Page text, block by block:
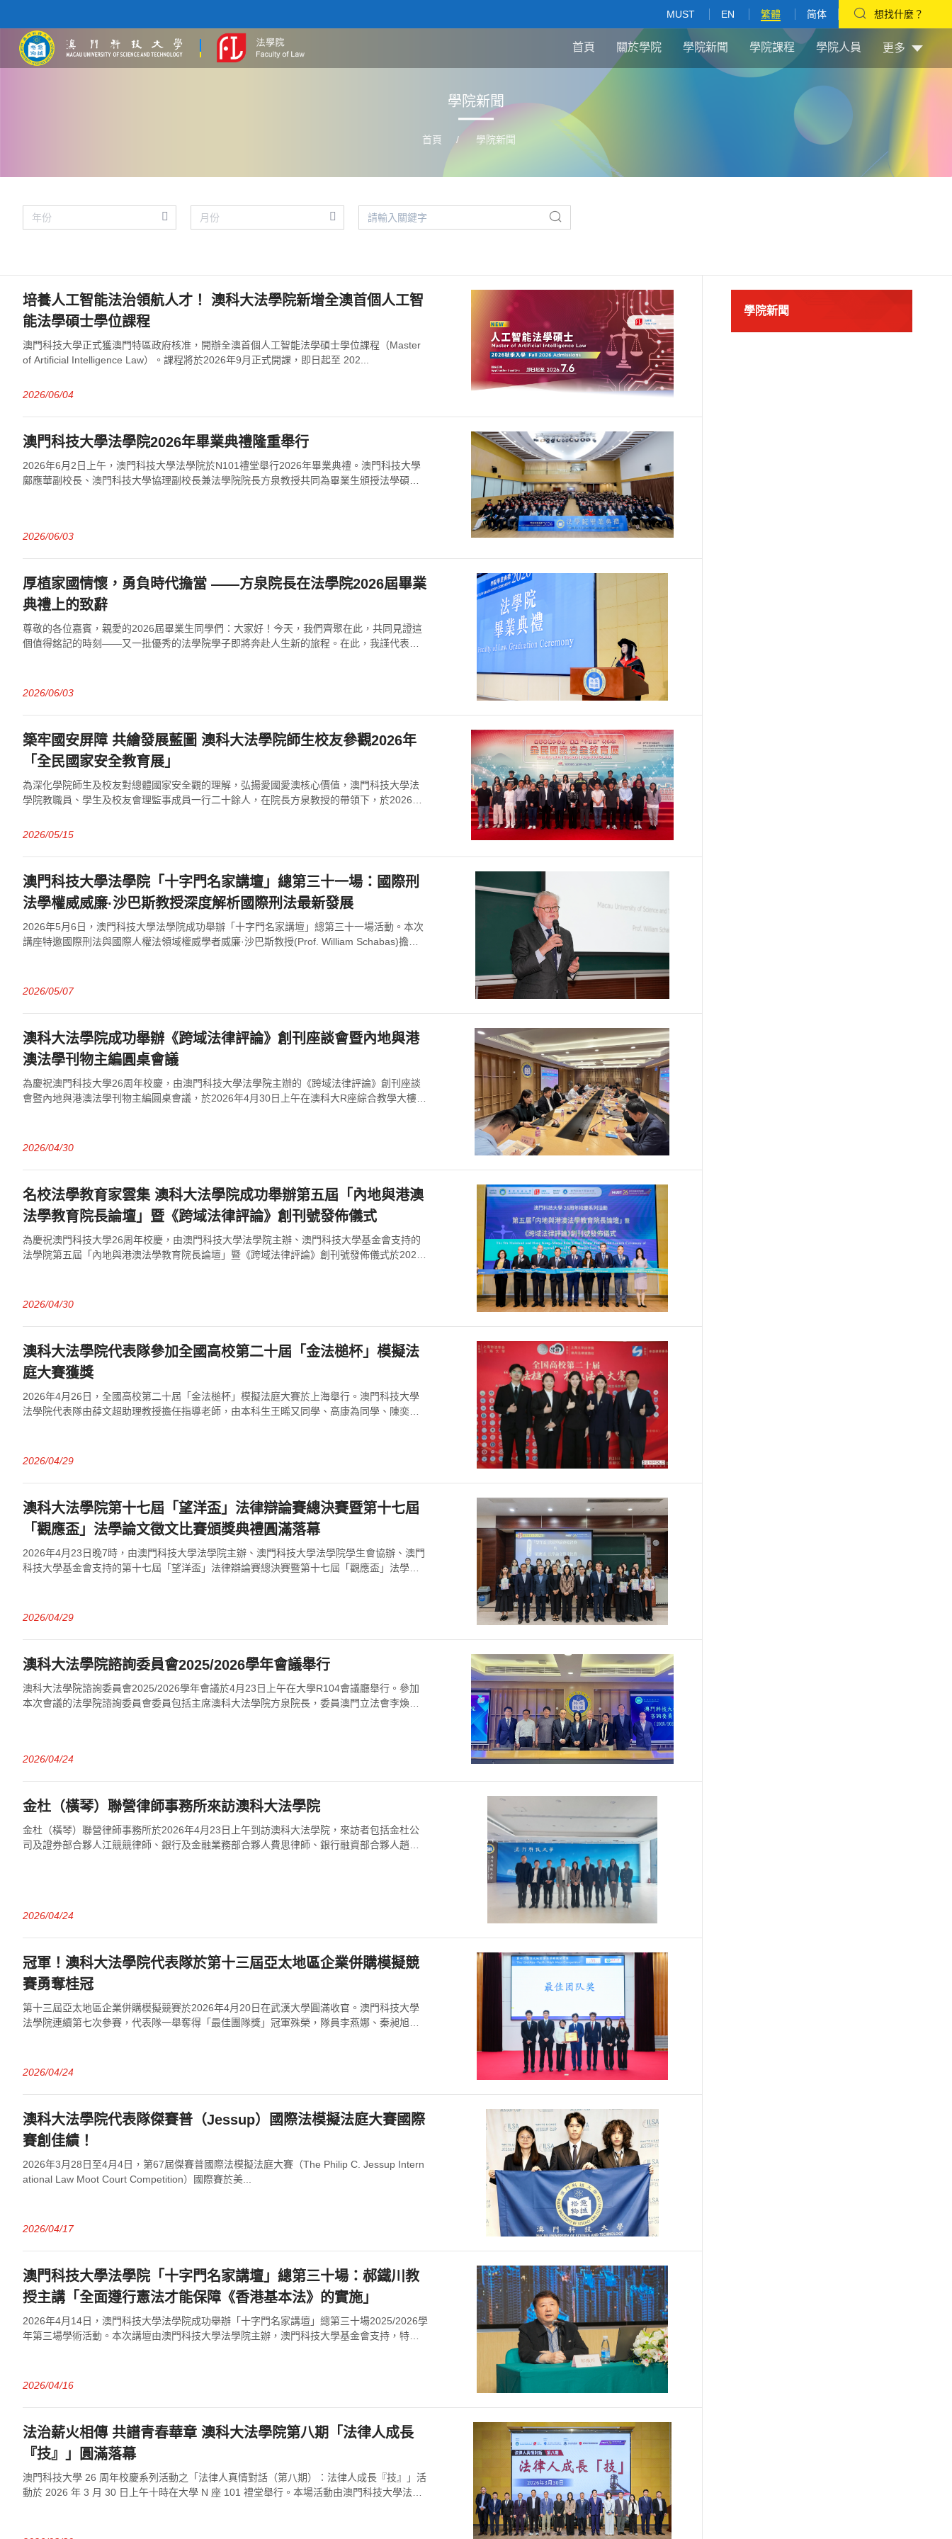
MUST EN 繁體 简体 想找什麼？
首頁 關於學院 學院新聞 學院課程 學院人員 更多
學院新聞
首頁 / 學院新聞
培養人工智能法治領航人才！ 澳科大法學院新增全澳首個人工智
能法學碩士學位課程
澳門科技大學正式獲澳門特區政府核准，開辦全澳首個人工智能法學碩士學位課程（Master
of Artificial Intelligence Law）。課程將於2026年9月正式開課，即日起至 202...
2026/06/04
澳門科技大學法學院2026年畢業典禮隆重舉行
2026年6月2日上午，澳門科技大學法學院於N101禮堂舉行2026年畢業典禮。澳門科技大學
鄺應華副校長、澳門科技大學協理副校長兼法學院院長方泉教授共同為畢業生頒授法學碩
2026/06/03
厚植家國情懷，勇負時代擔當 ——方泉院長在法學院2026屆畢業
典禮上的致辭
尊敬的各位嘉賓，親愛的2026屆畢業生同學們：大家好！今天，我們齊聚在此，共同見證這
個值得銘記的時刻——又一批優秀的法學院學子即將奔赴人生新的旅程。在此，我謹代表法
2026/06/03
築牢國安屏障 共繪發展藍圖 澳科大法學院師生校友參觀2026年
「全民國家安全教育展」
為深化學院師生及校友對總體國家安全觀的理解，弘揚愛國愛澳核心價值，澳門科技大學法
學院教職員、學生及校友會理監事成員一行二十餘人，在院長方泉教授的帶領下，於2026年5
2026/05/15
澳門科技大學法學院「十字門名家講壇」總第三十一場：國際刑
法學權威威廉·沙巴斯教授深度解析國際刑法最新發展
2026年5月6日，澳門科技大學法學院成功舉辦「十字門名家講壇」總第三十一場活動。本次
講座特邀國際刑法與國際人權法領域權威學者威廉·沙巴斯教授(Prof. William Schabas)擔任
2026/05/07
澳科大法學院成功舉辦《跨域法律評論》創刊座談會暨內地與港
澳法學刊物主編圓桌會議
為慶祝澳門科技大學26周年校慶，由澳門科技大學法學院主辦的《跨域法律評論》創刊座談
會暨內地與港澳法學刊物主編圓桌會議，於2026年4月30日上午在澳科大R座綜合教學大樓R
2026/04/30
名校法學教育家雲集 澳科大法學院成功舉辦第五屆「內地與港澳
法學教育院長論壇」暨《跨域法律評論》創刊號發佈儀式
為慶祝澳門科技大學26周年校慶，由澳門科技大學法學院主辦、澳門科技大學基金會支持的
法學院第五屆「內地與港澳法學教育院長論壇」暨《跨域法律評論》創刊號發佈儀式於2026
2026/04/30
澳科大法學院代表隊參加全國高校第二十屆「金法槌杯」模擬法
庭大賽獲獎
2026年4月26日，全國高校第二十屆「金法槌杯」模擬法庭大賽於上海舉行。澳門科技大學
法學院代表隊由薛文超助理教授擔任指導老師，由本科生王晞又同學、高康為同學、陳奕潼
2026/04/29
澳科大法學院第十七屆「望洋盃」法律辯論賽總決賽暨第十七屆
「觀應盃」法學論文徵文比賽頒獎典禮圓滿落幕
2026年4月23日晚7時，由澳門科技大學法學院主辦、澳門科技大學法學院學生會協辦、澳門
科技大學基金會支持的第十七屆「望洋盃」法律辯論賽總決賽暨第十七屆「觀應盃」法學論
2026/04/29
澳科大法學院諮詢委員會2025/2026學年會議舉行
澳科大法學院諮詢委員會2025/2026學年會議於4月23日上午在大學R104會議廳舉行。參加
本次會議的法學院諮詢委員會委員包括主席澳科大法學院方泉院長，委員澳門立法會李煥江
2026/04/24
金杜（橫琴）聯營律師事務所來訪澳科大法學院
金杜（橫琴）聯營律師事務所於2026年4月23日上午到訪澳科大法學院，來訪者包括金杜公
司及證券部合夥人江競競律師、銀行及金融業務部合夥人費思律師、銀行融資部合夥人趙英
2026/04/24
冠軍！澳科大法學院代表隊於第十三屆亞太地區企業併購模擬競
賽勇奪桂冠
第十三屆亞太地區企業併購模擬競賽於2026年4月20日在武漢大學圓滿收官。澳門科技大學
法學院連續第七次參賽，代表隊一舉奪得「最佳團隊獎」冠軍殊榮，隊員李燕娜、秦昶旭憑
2026/04/24
澳科大法學院代表隊傑賽普（Jessup）國際法模擬法庭大賽國際
賽創佳績！
2026年3月28日至4月4日，第67屆傑賽普國際法模擬法庭大賽（The Philip C. Jessup Intern
ational Law Moot Court Competition）國際賽於美...
2026/04/17
澳門科技大學法學院「十字門名家講壇」總第三十場：郝鐵川教
授主講「全面遵行憲法才能保障《香港基本法》的實施」
2026年4月14日，澳門科技大學法學院成功舉辦「十字門名家講壇」總第三十場2025/2026學
年第三場學術活動。本次講壇由澳門科技大學法學院主辦，澳門科技大學基金會支持，特邀
2026/04/16
法治薪火相傳 共譜青春華章 澳科大法學院第八期「法律人成長
『技』」圓滿落幕
澳門科技大學 26 周年校慶系列活動之「法律人真情對話（第八期）：法律人成長『技』」活
動於 2026 年 3 月 30 日上午十時在大學 N 座 101 禮堂舉行。本場活動由澳門科技大學法學
學院新聞